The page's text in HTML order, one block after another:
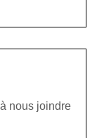
nous joindre